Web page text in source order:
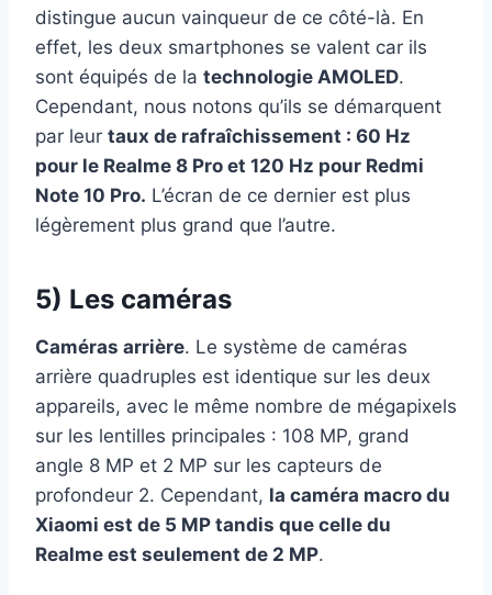
distingue aucun vainqueur de ce côté-là. En
effet, les deux smartphones se valent car ils
sont équipés de la technologie AMOLED.
Cependant, nous notons qu’ils se démarquent
par leur taux de rafraîchissement : 60 Hz
pour le Realme 8 Pro et 120 Hz pour Redmi
Note 10 Pro. L’écran de ce dernier est plus
légèrement plus grand que l’autre.
5) Les caméras
Caméras arrière. Le système de caméras
arrière quadruples est identique sur les deux
appareils, avec le même nombre de mégapixels
sur les lentilles principales : 108 MP, grand
angle 8 MP et 2 MP sur les capteurs de
profondeur 2. Cependant, la caméra macro du
Xiaomi est de 5 MP tandis que celle du
Realme est seulement de 2 MP.